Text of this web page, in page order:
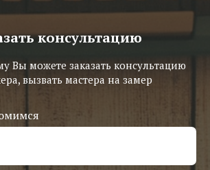
консультацию
Вы можете заказать консультацию
вызвать мастера на замер